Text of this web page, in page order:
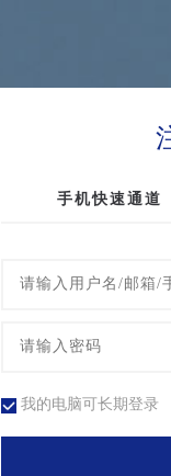
手机快速通道
我的电脑可长期登录